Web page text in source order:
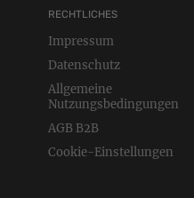
RECHTLICHES
Impressum
Datenschutz
Allgemeine
Nutzungsbedingungen
AGB B2B
Cookie-Einstellungen